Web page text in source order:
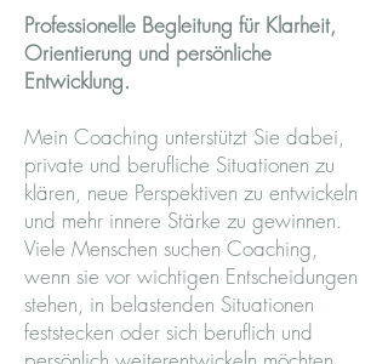
Professionelle Begleitung für Klarheit,
Orientierung und persönliche
Entwicklung.
Mein Coaching unterstützt Sie dabei,
private und berufliche Situationen zu
klären, neue Perspektiven zu entwickeln
und mehr innere Stärke zu gewinnen.
Viele Menschen suchen Coaching,
wenn sie vor wichtigen Entscheidungen
stehen, in belastenden Situationen
feststecken oder sich beruflich und